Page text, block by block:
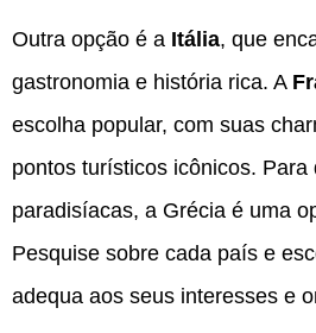
Outra opção é a Itália, que
gastronomia e história rica. A
escolha popular, com suas
pontos turísticos icônicos. Para
paradisíacas, a Grécia é uma
Pesquise sobre cada país e
adequa aos seus interesses e